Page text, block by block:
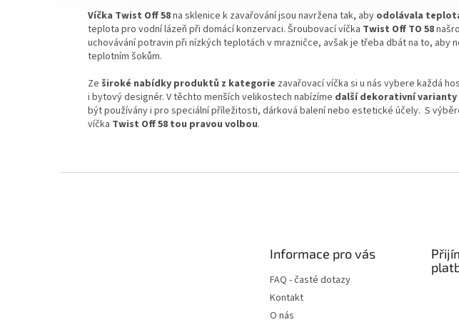
Víčka Twist Off 58na sklenice k zavařování jsou navržena tak, aby odolávala
teplota pro vodní lázeň při domácí konzervaci. Šroubovací víčka Twist Off TO 58
uchovávání potravin při nízkých teplotách vmrazničce, avšak je třeba dbát na to, aby
teplotním šokům.
Ze široké nabídky produktů z kategorie zavařovací víčka si u nás vybere každá
i bytový designér. V těchto menších velikostech nabízíme další dekorativní varianty
být používány i pro speciální příležitosti, dárková balení nebo estetické účely. S
víčka Twist Off 58 tou pravou volbou.
Informace pro vás
FAQ - časté dotazy
Kontakt
O nás